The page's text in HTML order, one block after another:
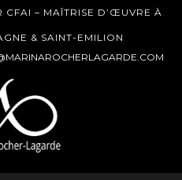
CFAI – MAÎTRISE D’ŒUVRE À
& SAINT-EMILION